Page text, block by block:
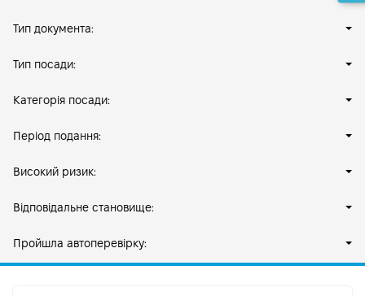
Тип документа:
Тип посади:
Категорія посади:
Період подання:
Високий ризик:
Відповідальне становище:
Пройшла автоперевірку: